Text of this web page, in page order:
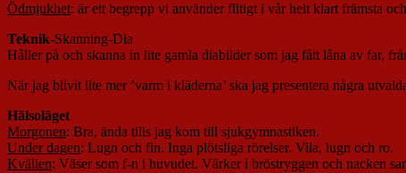
Ödmjukhet: är ett begrepp vi använder flitigt i vår helt klart främsta
Teknik-Skanning-Dia
Håller på och skanna in lite gamla diabilder som jag fått låna av far,
När jag blivit lite mer ’varm i kläderna’ ska jag presentera några
Hälsoläget
Morgonen: Bra, ända tills jag kom till sjukgymnastiken.
Under dagen: Lugn och fin. Inga plötsliga rörelser. Vila, lugn och ro.
Kvällen: Väser som f-n i huvudet. Värker i bröstryggen och nacken